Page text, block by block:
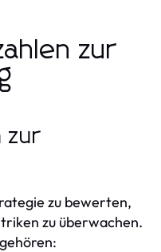
zur
zur
zu bewerten,
zu überwachen.